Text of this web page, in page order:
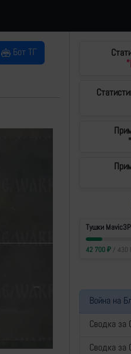
Бот ТГ
Тушки
42 700₽/ 430
Война на
Сводка за
Сводка за